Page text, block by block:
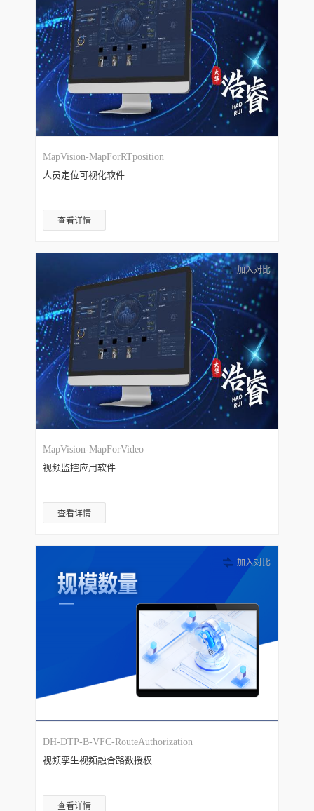
MapVision-MapForRTposition
人员定位可视化软件
查看详情
加入对比
MapVision-MapForVideo
视频监控应用软件
查看详情
加入对比
DH-DTP-B-VFC-RouteAuthorization
视频孪生视频融合路数授权
查看详情